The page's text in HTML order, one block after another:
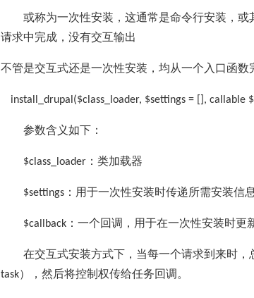
或称为一次性安装，这通常是命令行安装，
请求中完成，没有交互输出
不管是交互式还是一次性安装，均从一个入口函数
install_drupal($class_loader, $settings = [], callable
参数含义如下：
$class_loader ：类加载器
$settings ：用于一次性安装时传递所需安装信
$callback ：一个回调，用于在一次性安装时更
在交互式安装方式下，当每一个请求到来时
task），然后将控制权传给任务回调。